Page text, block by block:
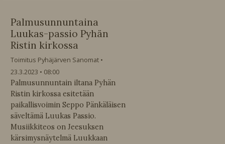
Palmusunnuntaina
Luukas-passio Pyhän
Ristin kirkossa
Toimitus Pyhäjärven Sanomat
23.3.2023
08:00
Palmusunnuntain iltana Pyhän
Ristin kirkossa esitetään
paikallisvoimin Seppo Pänkäläisen
säveltämä Luukas Passio.
Musiikkiteos on Jeesuksen
kärsimysnäytelmä Luukkaan